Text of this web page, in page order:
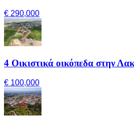
€ 290,000
4 Οικιστικά οικόπεδα στην
€ 100,000